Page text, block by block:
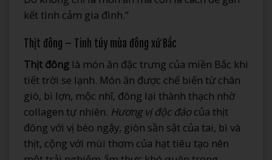
kết tình cảm gia đình.”
Thịt đông – Tinh túy mùa đông xứ Bắc
Thịt đông là món ăn đặc trưng của miền Bắc khi
tiết trời se lạnh. Món ăn được chế biến từ chân
giò, bì lợn, mộc nhĩ, đông lại thành thạch nhờ
collagen tự nhiên. Hương vị độc đáo của thịt
đông với vị béo ngậy, giòn sần sật của tai, bì và
thịt, cộng với mùi thơm của hạt tiêu tạo nên